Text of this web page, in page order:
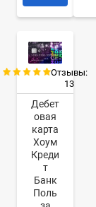
Отзывы:
13
Дебет
овая
карта
Хоум
Креди
т
Банк
Поль